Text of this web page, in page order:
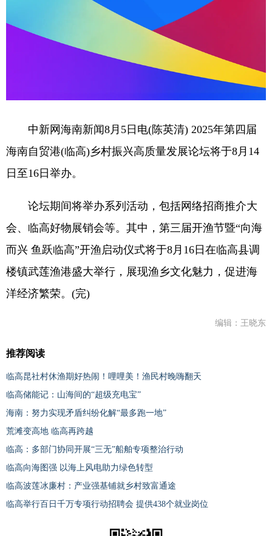
中新网海南新闻8月5日电(陈英清) 2025年第四届
海南自贸港(临高)乡村振兴高质量发展论坛将于8月14
日至16日举办。
论坛期间将举办系列活动，包括网络招商推介大
会、临高好物展销会等。其中，第三届开渔节暨“向海
而兴 鱼跃临高”开渔启动仪式将于8月16日在临高县调
楼镇武莲渔港盛大举行，展现渔乡文化魅力，促进海
洋经济繁荣。(完)
编辑：王晓东
推荐阅读
临高昆社村休渔期好热闹！哩哩美！渔民村晚嗨翻天
临高储能记：山海间的“超级充电宝”
海南：努力实现矛盾纠纷化解“最多跑一地”
荒滩变高地 临高再跨越
临高：多部门协同开展“三无”船舶专项整治行动
临高向海图强 以海上风电助力绿色转型
临高波莲冰廉村：产业强基铺就乡村致富通途
临高举行百日千万专项行动招聘会 提供438个就业岗位